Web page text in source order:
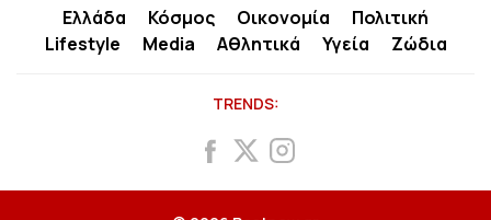
Ελλάδα Κόσμος Οικονομία
Πολιτική
Lifestyle
Media Αθλητικά Υγεία Ζώδια
TRENDS: